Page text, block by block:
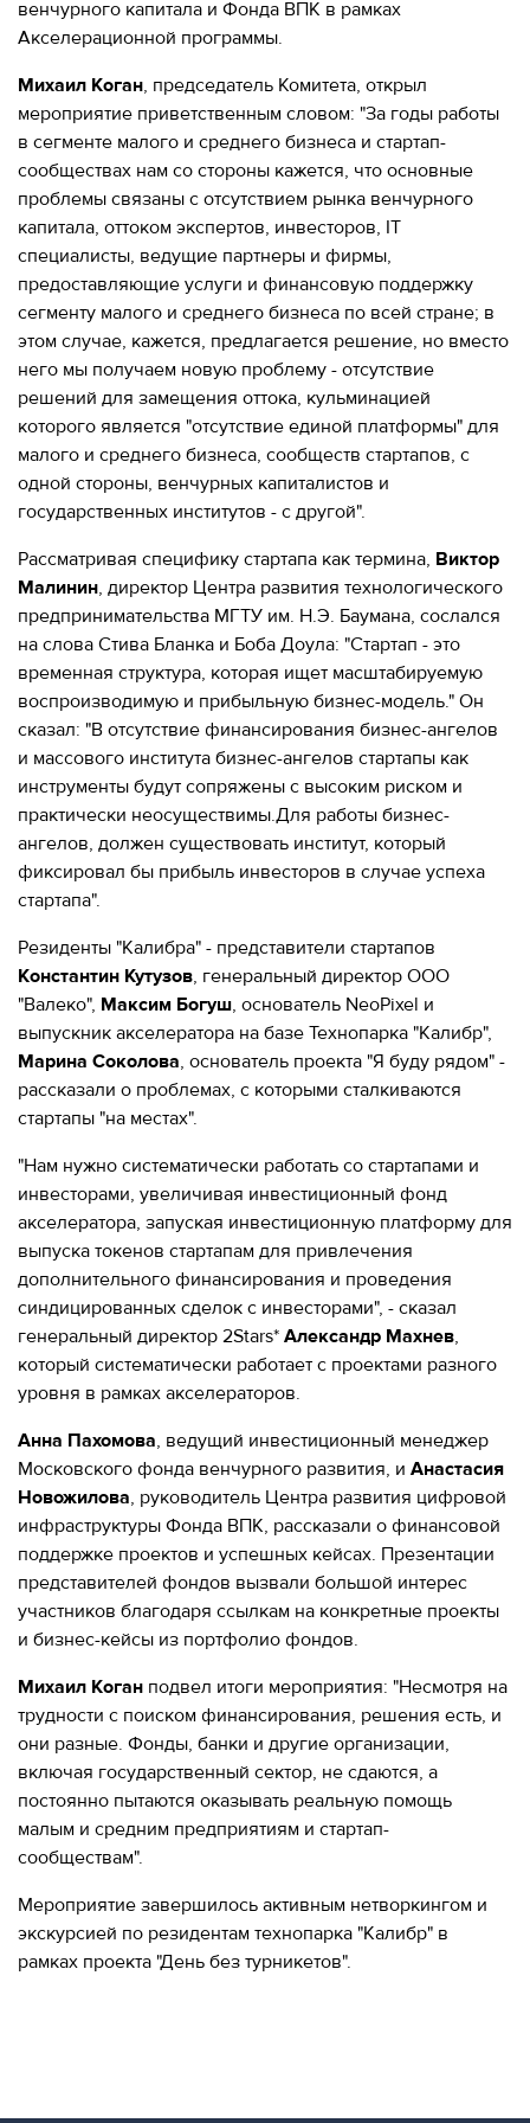
45-
СВАО,
ул.
Годовикова,
9
метро
Алексеевская
Режим
работы
9:00
-
18:00
Чт.
9:00
-
17:00
Пт.
венчурного капитала и Фонда ВПК в рамках
Акселерационной программы.
Михаил Коган, председатель Комитета, открыл
мероприятие приветственным словом: "За годы работы
в сегменте малого и среднего бизнеса и стартап-
сообществах нам со стороны кажется, что основные
проблемы связаны с отсутствием рынка венчурного
капитала, оттоком экспертов, инвесторов, IT
специалисты, ведущие партнеры и фирмы,
предоставляющие услуги и финансовую поддержку
сегменту малого и среднего бизнеса по всей стране; в
этом случае, кажется, предлагается решение, но вместо
него мы получаем новую проблему - отсутствие
решений для замещения оттока, кульминацией
которого является "отсутствие единой платформы" для
малого и среднего бизнеса, сообществ стартапов, с
одной стороны, венчурных капиталистов и
государственных институтов - с другой".
Рассматривая специфику стартапа как термина, Виктор
Малинин, директор Центра развития технологического
предпринимательства МГТУ им. Н.Э. Баумана, сослался
на слова Стива Бланка и Боба Доула: "Стартап - это
временная структура, которая ищет масштабируемую
воспроизводимую и прибыльную бизнес-модель." Он
сказал: "В отсутствие финансирования бизнес-ангелов
и массового института бизнес-ангелов стартапы как
инструменты будут сопряжены с высоким риском и
практически неосуществимы.Для работы бизнес-
ангелов, должен существовать институт, который
фиксировал бы прибыль инвесторов в случае успеха
стартапа".
Резиденты "Калибра" - представители стартапов
Константин Кутузов, генеральный директор ООО
"Валеко", Максим Богуш, основатель NeoPixel и
выпускник акселератора на базе Технопарка "Калибр",
Марина Соколова, основатель проекта "Я буду рядом" -
рассказали о проблемах, с которыми сталкиваются
стартапы "на местах".
"Нам нужно систематически работать со стартапами и
инвесторами, увеличивая инвестиционный фонд
акселератора, запуская инвестиционную платформу для
выпуска токенов стартапам для привлечения
дополнительного финансирования и проведения
синдицированных сделок с инвесторами", - сказал
генеральный директор 2Stars* Александр Махнев,
который систематически работает с проектами разного
уровня в рамках акселераторов.
Анна Пахомова, ведущий инвестиционный менеджер
Московского фонда венчурного развития, и Анастасия
Новожилова, руководитель Центра развития цифровой
инфраструктуры Фонда ВПК, рассказали о финансовой
поддержке проектов и успешных кейсах. Презентации
представителей фондов вызвали большой интерес
участников благодаря ссылкам на конкретные проекты
и бизнес-кейсы из портфолио фондов.
Михаил Коган подвел итоги мероприятия: "Несмотря на
трудности с поиском финансирования, решения есть, и
они разные. Фонды, банки и другие организации,
включая государственный сектор, не сдаются, а
постоянно пытаются оказывать реальную помощь
малым и средним предприятиям и стартап-
сообществам".
Мероприятие завершилось активным нетворкингом и
экскурсией по резидентам технопарка "Калибр" в
рамках проекта "День без турникетов".